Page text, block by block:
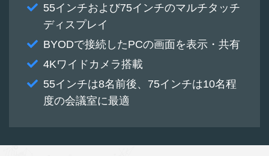
55インチおよび75インチのマルチタッチ
ディスプレイ
BYODで接続したPCの画面を表示・共有
4Kワイドカメラ搭載
55インチは8名前後、75インチは10名程
度の会議室に最適